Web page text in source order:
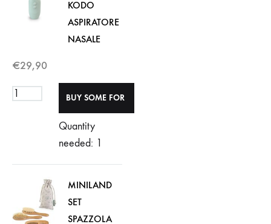
KODO
ASPIRATORE
NASALE
€29,90
Quantity
needed: 1
MINILAND
SET
SPAZZOLA